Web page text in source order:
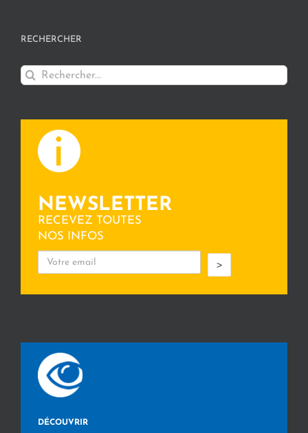
RECHERCHER
Rechercher:
NEWSLETTER
RECEVEZ TOUTES
NOS INFOS
>
DÉCOUVRIR